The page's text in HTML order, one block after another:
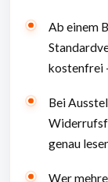
Ab einem
kostenfrei
Bei
genau
Wer